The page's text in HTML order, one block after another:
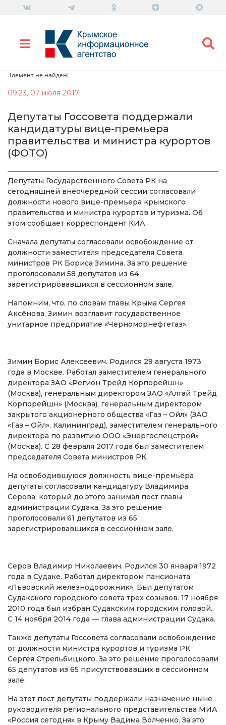
Элемент не найден!
09:23, 07 июля 2017
Депутаты Госсовета поддержали
кандидатуры вице-премьера
правительства и министра курортов
(ФОТО)
Депутаты Государственного Совета РК на
сегодняшней внеочередной сессии согласовали
должности нового вице-премьера крымского
правительства и министра курортов и туризма. Об
этом сообщает корреспондент КИА.
Сначала депутаты согласовали освобождение от
должности заместителя председателя Совета
министров РК Бориса Зимина. За это решение
проголосовали 58 депутатов из 64
зарегистрировавшихся в сессионном зале.
Напомним, что, по словам главы Крыма Сергея
Аксёнова, Зимин возглавит государственное
унитарное предприятие «Черноморнефтегаз».
Зимин Борис Алексеевич. Родился 29 августа 1973
года в Москве. Работал заместителем генерального
директора ЗАО «Регион Трейд Корпорейшн»
(Москва), генеральным директором ЗАО «Алтай Трейд
Корпорейшн» (Москва), генеральным директором
закрытого акционерного общества «Газ – Ойл» (ЗАО
«Газ – Ойл», Калининград), заместителем генерального
директора по развитию ООО «Энергоспецстрой»
(Москва). С 28 февраля 2017 года был заместителем
председателя Совета министров РК.
На освободившуюся должность вице-премьера
депутаты согласовали кандидатуру Владимира
Серова, который до этого занимал пост главы
администрации Судака. За это решение
проголосовали 61 депутатов из 65
зарегистрировавшихся в сессионном зале.
Серов Владимир Николаевич. Родился 30 января 1972
года в Судаке. Работал директором пансионата
«Львовский железнодорожник». Был депутатом
Судакского городского совета трех созывов. 17 ноября
2010 года был избран Судакским городским головой.
С 14 ноября 2014 года — глава администрации Судака.
Также депутаты Госсовета согласовали освобождение
от должности министра курортов и туризма РК
Сергея Стрельбицкого. За это решение проголосовали
65 депутатов из 65 присутствовавших в сессионном
зале.
На этот пост депутаты поддержали назначение ныне
руководителя регионального представительства МИА
«Россия сегодня» в Крыму Вадима Волченко. За это